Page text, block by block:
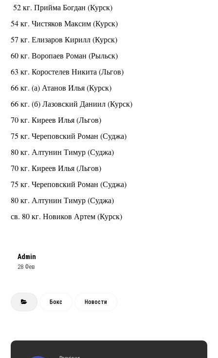
52 кг. Прийма Богдан (Курск)
54 кг. Чистяков Максим (Курск)
57 кг. Елизаров Кирилл (Курск)
60 кг. Воропаев Роман (Рыльск)
63 кг. Коростелев Никита (Льгов)
66 кг. (а) Атанов Илья (Курск)
66 кг. (б) Лазовский Даниил (Курск)
70 кг. Киреев Илья (Льгов)
75 кг. Череповский Роман (Суджа)
80 кг. Алтунин Тимур (Суджа)
70 кг. Киреев Илья (Льгов)
75 кг. Череповский Роман (Суджа)
80 кг. Алтунин Тимур (Суджа)
св. 80 кг. Новиков Артем (Курск)
Admin
28 Фев
Бокс Новости